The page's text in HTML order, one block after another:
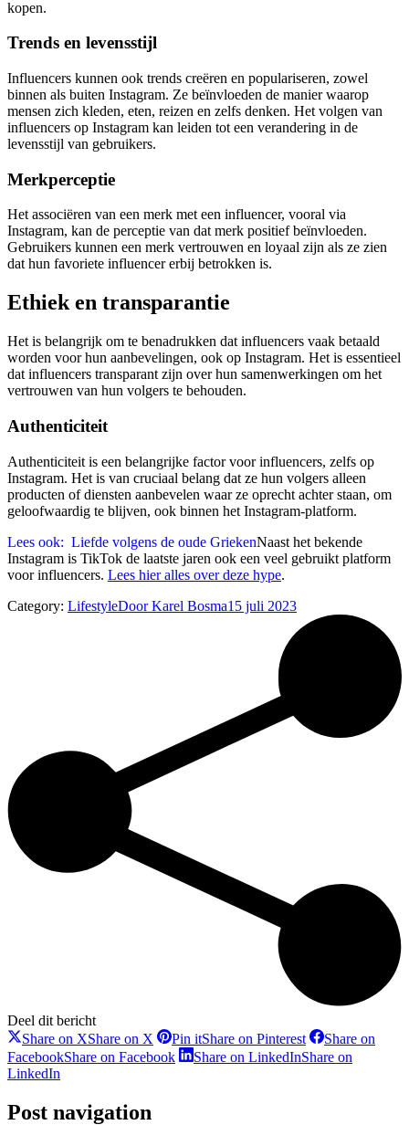
kopen.
Trends en levensstijl
Influencers kunnen ook trends creëren en populariseren, zowel
binnen als buiten Instagram. Ze beïnvloeden de manier waarop
mensen zich kleden, eten, reizen en zelfs denken. Het volgen van
influencers op Instagram kan leiden tot een verandering in de
levensstijl van gebruikers.
Merkperceptie
Het associëren van een merk met een influencer, vooral via
Instagram, kan de perceptie van dat merk positief beïnvloeden.
Gebruikers kunnen een merk vertrouwen en loyaal zijn als ze zien
dat hun favoriete influencer erbij betrokken is.
Ethiek en transparantie
Het is belangrijk om te benadrukken dat influencers vaak betaald
worden voor hun aanbevelingen, ook op Instagram. Het is essentieel
dat influencers transparant zijn over hun samenwerkingen om het
vertrouwen van hun volgers te behouden.
Authenticiteit
Authenticiteit is een belangrijke factor voor influencers, zelfs op
Instagram. Het is van cruciaal belang dat ze hun volgers alleen
producten of diensten aanbevelen waar ze oprecht achter staan, om
geloofwaardig te blijven, ook binnen het Instagram-platform.
Lees ook: Liefde volgens de oude GriekenNaast het bekende
Instagram is TikTok de laatste jaren ook een veel gebruikt platform
voor influencers. Lees hier alles over deze hype.
Category: LifestyleDoorKarel Bosma15 juli 2023
Deel dit bericht
Share on XShare on X Pin itShare on Pinterest
Share on
FacebookShare on Facebook Share on LinkedInShare on
LinkedIn
Post navigation